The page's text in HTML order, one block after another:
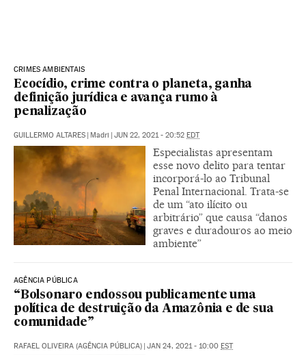
CRIMES AMBIENTAIS
Ecocídio, crime contra o planeta, ganha
definição jurídica e avança rumo à
penalização
GUILLERMO ALTARES | Madri | JUN 22, 2021 - 20:52 EDT
Especialistas apresentam
esse novo delito para tentar
incorporá-lo ao Tribunal
Penal Internacional. Trata-se
de um “ato ilícito ou
arbitrário” que causa “danos
graves e duradouros ao meio
ambiente”
AGÊNCIA PÚBLICA
“Bolsonaro endossou publicamente uma
política de destruição da Amazônia e de sua
comunidade”
RAFAEL OLIVEIRA (AGÊNCIA PÚBLICA) | JAN 24, 2021 - 10:00 EST